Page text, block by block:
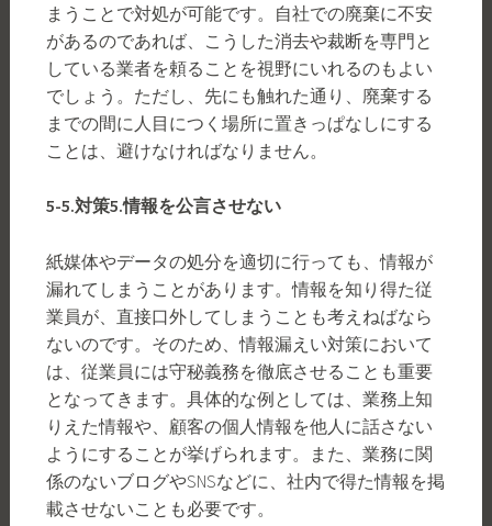
まうことで対処が可能です。自社での廃棄に不安
があるのであれば、こうした消去や裁断を専門と
している業者を頼ることを視野にいれるのもよい
でしょう。ただし、先にも触れた通り、廃棄する
までの間に人目につく場所に置きっぱなしにする
ことは、避けなければなりません。
5-5.対策5.情報を公言させない
紙媒体やデータの処分を適切に行っても、情報が
漏れてしまうことがあります。情報を知り得た従
業員が、直接口外してしまうことも考えねばなら
ないのです。そのため、情報漏えい対策において
は、従業員には守秘義務を徹底させることも重要
となってきます。具体的な例としては、業務上知
りえた情報や、顧客の個人情報を他人に話さない
ようにすることが挙げられます。また、業務に関
係のないブログやSNSなどに、社内で得た情報を掲
載させないことも必要です。